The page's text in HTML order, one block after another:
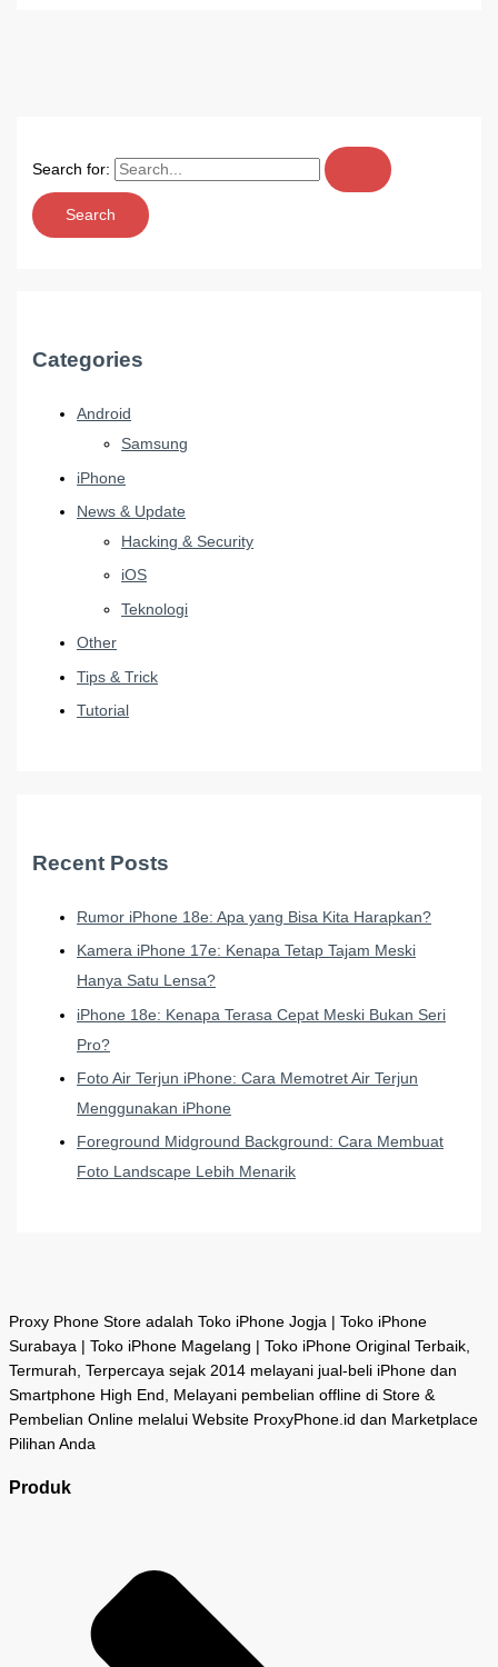
Search for:
Categories
Android
Samsung
iPhone
News & Update
Hacking & Security
iOS
Teknologi
Other
Tips & Trick
Tutorial
Recent Posts
Rumor iPhone 18e: Apa yang Bisa Kita Harapkan?
Kamera iPhone 17e: Kenapa Tetap Tajam Meski
Hanya Satu Lensa?
iPhone 18e: Kenapa Terasa Cepat Meski Bukan Seri
Pro?
Foto Air Terjun iPhone: Cara Memotret Air Terjun
Menggunakan iPhone
Foreground Midground Background: Cara Membuat
Foto Landscape Lebih Menarik
Proxy Phone Store adalah Toko iPhone Jogja | Toko iPhone
Surabaya | Toko iPhone Magelang | Toko iPhone Original Terbaik,
Termurah, Terpercaya sejak 2014 melayani jual-beli iPhone dan
Smartphone High End, Melayani pembelian offline di Store &
Pembelian Online melalui Website ProxyPhone.id dan Marketplace
Pilihan Anda
Produk